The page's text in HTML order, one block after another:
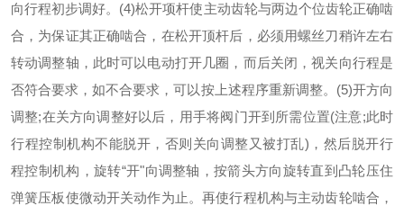
向行程初步调好。(4)松开项杆使主动齿轮与两边个位齿轮正确啮
合，为保证其正确啮合，在松开顶杆后，必须用螺丝刀稍许左右
转动调整轴，此时可以电动打开几圈，而后关闭，视关向行程是
否符合要求，如不合要求，可以按上述程序重新调整。(5)开方向
调整;在关方向调整好以后，用手将阀门开到所需位置(注意;此时
行程控制机构不能脱开，否则关向调整又被打乱)，然后脱开行
程控制机构，旋转“开"向调整轴，按箭头方向旋转直到凸轮压住
弹簧压板使微动开关动作为止。再使行程机构与主动齿轮啮合，